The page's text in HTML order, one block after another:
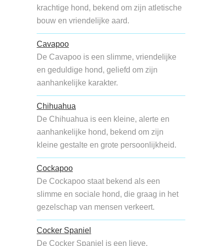
krachtige hond, bekend om zijn atletische
bouw en vriendelijke aard.
Cavapoo
De Cavapoo is een slimme, vriendelijke
en geduldige hond, geliefd om zijn
aanhankelijke karakter.
Chihuahua
De Chihuahua is een kleine, alerte en
aanhankelijke hond, bekend om zijn
kleine gestalte en grote persoonlijkheid.
Cockapoo
De Cockapoo staat bekend als een
slimme en sociale hond, die graag in het
gezelschap van mensen verkeert.
Cocker Spaniel
De Cocker Spaniel is een lieve,